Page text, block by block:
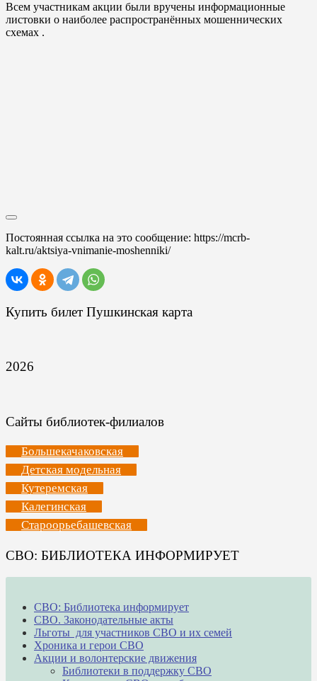
Всем участникам акции были вручены информационные
листовки о наиболее распространённых мошеннических
схемах .
Постоянная ссылка на это сообщение: https://mcrb-
kalt.ru/aktsiya-vnimanie-moshenniki/
Купить билет Пушкинская карта
2026
Сайты библиотек-филиалов
Большекачаковская
Детская модельная
Кутеремская
Калегинская
Староорьебашевская
СВО: БИБЛИОТЕКА ИНФОРМИРУЕТ
СВО: Библиотека информирует
СВО. Законодательные акты
Льготы для участников СВО и их семей
Хроника и герои СВО
Акции и волонтерские движения
Библиотеки в поддержку СВО